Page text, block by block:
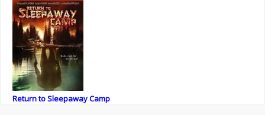
Return to Sleepaway Camp